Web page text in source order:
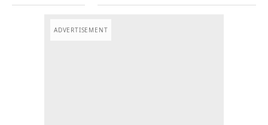
ADVERTISEMENT